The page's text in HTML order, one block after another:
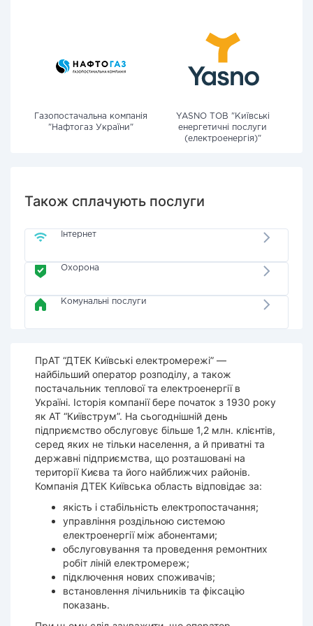
Газопостачальна компанія
"Нафтогаз України"
YASNO ТОВ "Київські
енергетичні послуги
(електроенергія)"
Також сплачують послуги
Інтернет
Охорона
Комунальні послуги
ПрАТ “ДТЕК Київські електромережі” —
найбільший оператор розподілу, а також
постачальник теплової та електроенергії в
Україні. Історія компанії бере початок з 1930 року
як АТ “Київструм”. На сьогоднішній день
підприємство обслуговує більше 1,2 млн. клієнтів,
серед яких не тільки населення, а й приватні та
державні підприємства, що розташовані на
території Києва та його найближчих районів.
Компанія ДТЕК Київська область відповідає за:
якість і стабільність електропостачання;
управління роздільною системою
електроенергії між абонентами;
обслуговування та проведення ремонтних
робіт ліній електромереж;
підключення нових споживачів;
встановлення лічильників та фіксацію
показань.